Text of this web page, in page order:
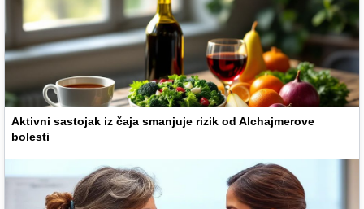
Aktivni sastojak iz čaja smanjuje rizik od Alchajmerove
bolesti